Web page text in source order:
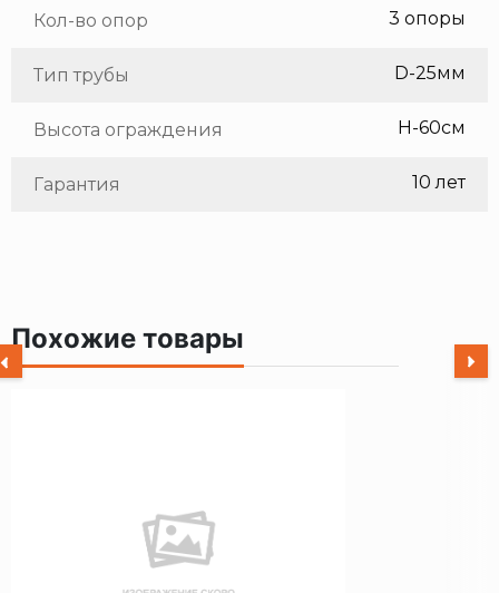
Кол-во опор 3 опоры
Тип трубы D-25мм
Высота ограждения H-60см
Гарантия 10 лет
Похожие товары